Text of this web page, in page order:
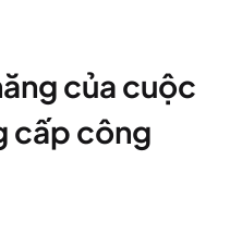
của cuộc
cấp công